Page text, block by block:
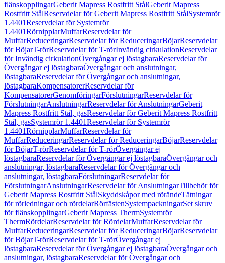
flänskopplingarGeberit Mapress Rostfritt StålGeberit Mapress
Rostfritt StålReservdelar för Geberit Mapress Rostfritt StålSystemrör
1.4401Reservdelar för Systemrör
1.4401RörnipplarMuffarReservdelar för
MuffarReduceringarReservdelar för ReduceringarBöjarReservdelar
för BöjarT-rörReservdelar för T-rörInvändig cirkulationReservdelar
för Invändig cirkulationÖvergångar ej löstagbaraReservdelar för
Övergångar ej löstagbaraÖvergångar och anslutningar,
löstagbaraReservdelar för Övergångar och anslutningar,
löstagbaraKompensatorerReservdelar för
KompensatorerGenomföringarFörslutningarReservdelar för
FörslutningarAnslutningarReservdelar för AnslutningarGeberit
Mapress Rostfritt Stål, gasReservdelar för Geberit Mapress Rostfritt
Stål, gasSystemrör 1.4401Reservdelar för Systemrör
1.4401RörnipplarMuffarReservdelar för
MuffarReduceringarReservdelar för ReduceringarBöjarReservdelar
för BöjarT-rörReservdelar för T-rörÖvergångar ej
löstagbaraReservdelar för Övergångar ej löstagbaraÖvergångar och
anslutningar, löstagbaraReservdelar för Övergångar och
anslutningar, löstagbaraFörslutningarReservdelar för
FörslutningarAnslutningarReservdelar för AnslutningarTillbehör för
Geberit Mapress Rostfritt StålSkyddskåpor med rörändeTätningar
för rörledningar och rördelarRörfästenSystempackningarSet skruv
för flänskopplingarGeberit Mapress ThermSystemrör
ThermRördelarReservdelar för RördelarMuffarReservdelar för
MuffarReduceringarReservdelar för ReduceringarBöjarReservdelar
för BöjarT-rörReservdelar för T-rörÖvergångar ej
löstagbaraReservdelar för Övergångar ej löstagbaraÖvergångar och
anslutningar, löstagbaraReservdelar för Övergångar och